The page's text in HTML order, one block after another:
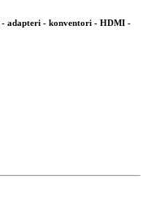
- adapteri - konventori - HDMI -